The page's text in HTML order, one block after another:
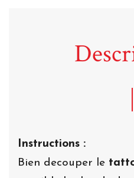
Instructions :
Bien decouper le